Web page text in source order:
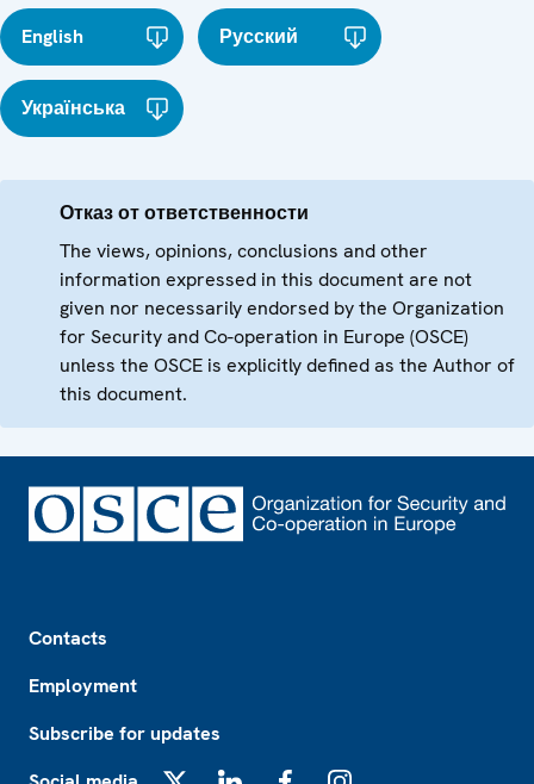
English Русский
Українська
Отказ от ответственности
The views, opinions, conclusions and other
information expressed in this document are not
given nor necessarily endorsed by the Organization
for Security and Co-operation in Europe (OSCE)
unless the OSCE is explicitly defined as the Author of
this document.
Contacts
Employment
Subscribe for updates